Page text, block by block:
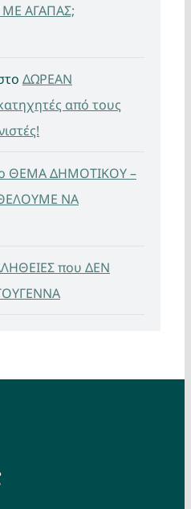
ΜΕ ΑΓΑΠΑΣ;
ΔΩΡΕΑΝ
από τους
ΘΕΜΑ ΔΗΜΟΤΙΚΟΥ –
ΝΑ
που ΔΕΝ